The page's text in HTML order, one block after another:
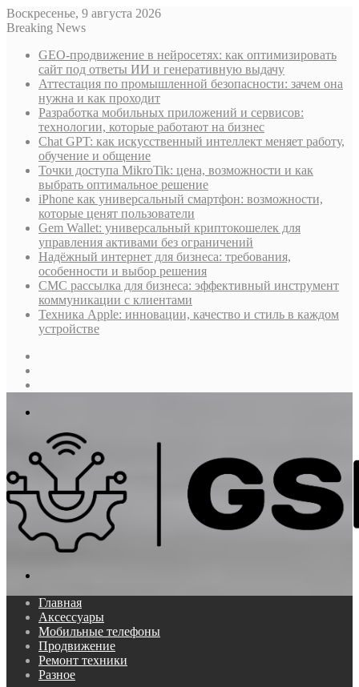
Воскресенье, 9 августа 2026
Breaking News
GEO-продвижение в нейросетях: как оптимизировать
сайт под ответы ИИ и генеративную выдачу
Аттестация по промышленной безопасности: зачем она
нужна и как проходит
Разработка мобильных приложений и сервисов:
технологии, которые работают на бизнес
Chat GPT: как искусственный интеллект меняет работу,
обучение и общение
Точки доступа MikroTik: цена, возможности и как
выбрать оптимальное решение
iPhone как универсальный смартфон: возможности,
которые ценят пользователи
Gem Wallet: универсальный криптокошелек для
управления активами без ограничений
Надёжный интернет для бизнеса: требования,
особенности и выбор решения
СМС рассылка для бизнеса: эффективный инструмент
коммуникации с клиентами
Техника Apple: инновации, качество и стиль в каждом
устройстве
Главная
Аксессуары
Мобильные телефоны
Продвижение
Ремонт техники
Разное